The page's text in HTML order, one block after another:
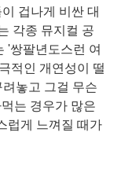
겁나게 비싼 대
각종 뮤지컬 공
'쌍팔년도스런 여
적인 개연성이 떨
놓고 그걸 무슨
는 경우가 많은
럽게 느껴질 때가